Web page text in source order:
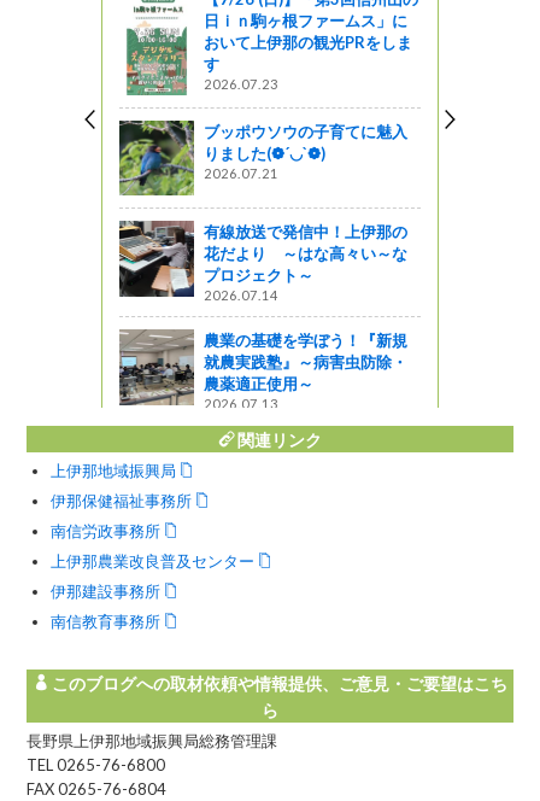
日ｉｎ駒ヶ根ファームス」に
おいて上伊那の観光PRをしま
す
2026.07.23
ブッポウソウの子育てに魅入
りました(❁´◡`❁)
2026.07.21
有線放送で発信中！上伊那の
花だより ～はな高々い～な
プロジェクト～
2026.07.14
農業の基礎を学ぼう！『新規
就農実践塾』～病害虫防除・
農薬適正使用～
2026.07.13
関連リンク
上伊那地域振興局
伊那保健福祉事務所
南信労政事務所
上伊那農業改良普及センター
伊那建設事務所
南信教育事務所
このブログへの取材依頼や情報提供、ご意見・ご要望はこち
ら
長野県上伊那地域振興局総務管理課
TEL 0265-76-6800
FAX 0265-76-6804